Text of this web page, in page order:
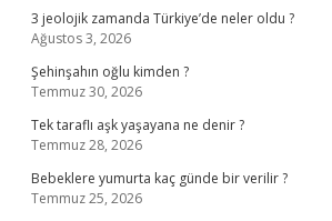
3 jeolojik zamanda Türkiye’de neler oldu ?
Ağustos 3, 2026
Şehinşahın oğlu kimden ?
Temmuz 30, 2026
Tek taraflı aşk yaşayana ne denir ?
Temmuz 28, 2026
Bebeklere yumurta kaç günde bir verilir ?
Temmuz 25, 2026